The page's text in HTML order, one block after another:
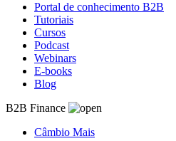
Portal de conhecimento B2B
Tutoriais
Cursos
Podcast
Webinars
E-books
Blog
B2B Finance
Câmbio Mais